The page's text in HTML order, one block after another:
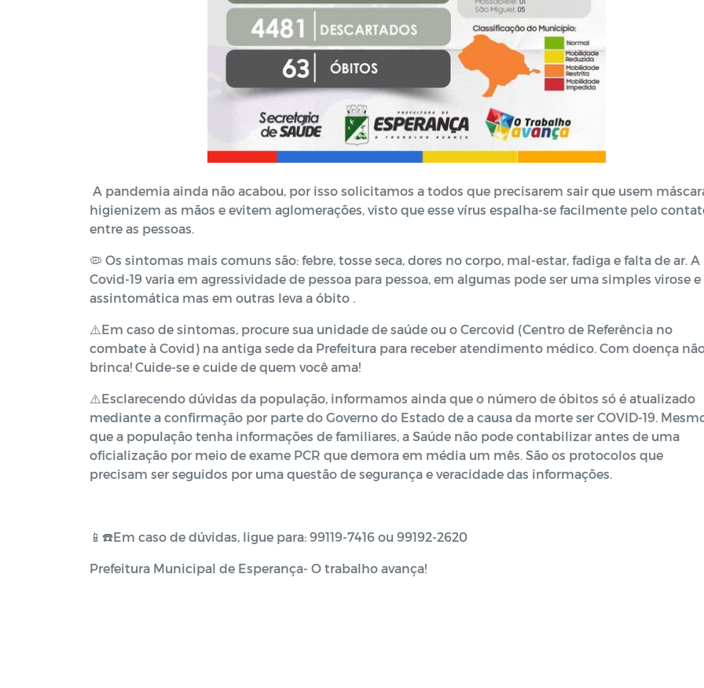
A pandemia ainda não acabou, por isso solicitamos a todos que precisarem sair que usem
higienizem as mãos e evitem aglomerações, visto que esse vírus espalha-se facilmente pelo
entre as pessoas.
🦠 Os sintomas mais comuns são: febre, tosse seca, dores no corpo, mal-estar, fadiga e falta de ar. A
Covid-19 varia em agressividade de pessoa para pessoa, em algumas pode ser uma simples virose e
assintomática mas em outras leva a óbito .
⚠️Em caso de sintomas, procure sua unidade de saúde ou o Cercovid (Centro de Referência no
combate à Covid) na antiga sede da Prefeitura para receber atendimento médico. Com doença
brinca! Cuide-se e cuide de quem você ama!
⚠️Esclarecendo dúvidas da população, informamos ainda que o número de óbitos só é atualizado
mediante a confirmação por parte do Governo do Estado de a causa da morte ser COVID-19.
que a população tenha informações de familiares, a Saúde não pode contabilizar antes de uma
oficialização por meio de exame PCR que demora em média um mês. São os protocolos que
precisam ser seguidos por uma questão de segurança e veracidade das informações.
📱☎️Em caso de dúvidas, ligue para: 99119-7416 ou 99192-2620
Prefeitura Municipal de Esperança- O trabalho avança!